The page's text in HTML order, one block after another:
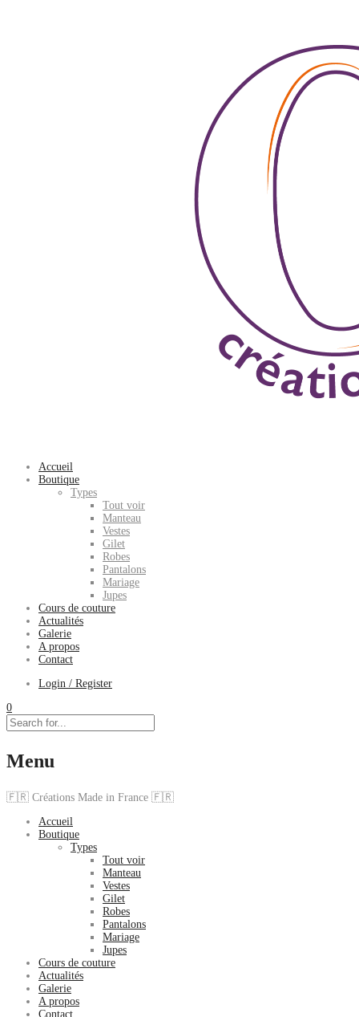
Accueil
Boutique
Types
Tout voir
Manteau
Vestes
Gilet
Robes
Pantalons
Mariage
Jupes
Cours de couture
Actualités
Galerie
A propos
Contact
Login / Register
0
Menu
🇫🇷 Créations Made in France 🇫🇷
Accueil
Boutique
Types
Tout voir
Manteau
Vestes
Gilet
Robes
Pantalons
Mariage
Jupes
Cours de couture
Actualités
Galerie
A propos
Contact